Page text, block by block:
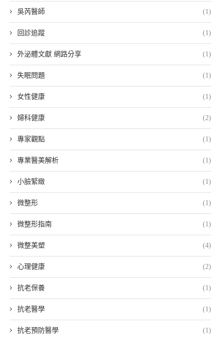
吳芮醫師 (1)
回診追蹤 (1)
外泌體文獻 網路分享 (1)
失眠問題 (1)
女性健康 (1)
婦科健康 (2)
專家觀點 (1)
專業醫美解析 (1)
小臉緊緻 (1)
微整形 (1)
微整形指南 (1)
微整美塑 (4)
心理健康 (2)
抗老保養 (1)
抗老醫學 (1)
抗老預防醫學 (1)